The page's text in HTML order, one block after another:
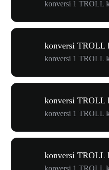
konversi 1 TROLL
konversi TROLL
konversi 1 TROLL
konversi TROLL
konversi 1 TROLL
konversi TROLL